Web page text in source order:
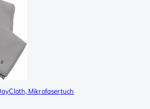
Mikrofasertuch